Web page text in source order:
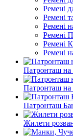
Ремені
Ремені
Ремені
Ремені
Ремені
Ремені
Патронташ на
Патронташ на
Патронташ
Жилети